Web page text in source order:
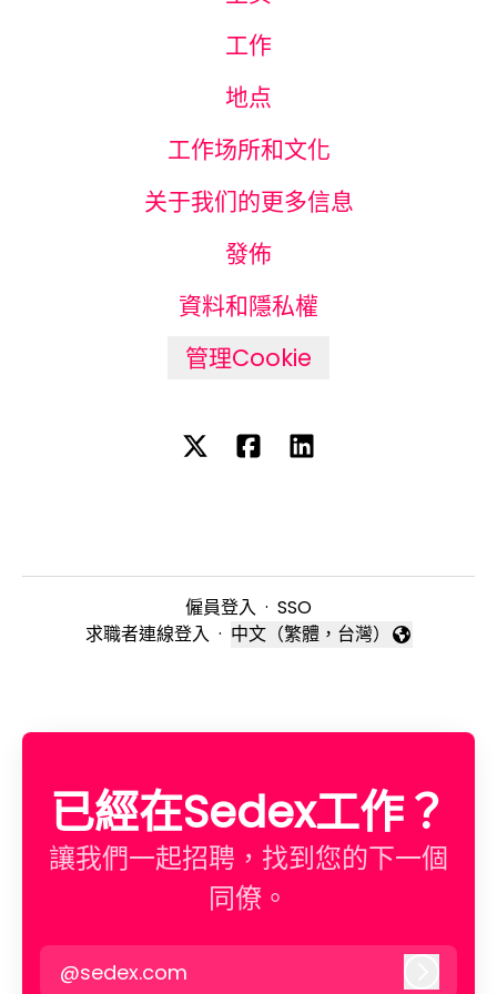
工作
地点
工作场所和文化
关于我们的更多信息
發佈
資料和隱私權
管理Cookie
僱員登入 · SSO
求職者連線登入 · 變更語言
中文（繁體，台灣）
已經在Sedex工作？
讓我們一起招聘，找到您的下一個
同僚。
@sedex.com